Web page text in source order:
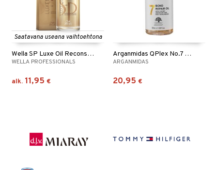
Saatavana useana vaihtoehtona
Wella SP Luxe Oil Reconstructive Elixir
WELLA PROFESSIONALS
alk. 11,95 €
Arganmidas QPlex No.7 Bond Repair Oil
ARGANMIDAS
20,95 €